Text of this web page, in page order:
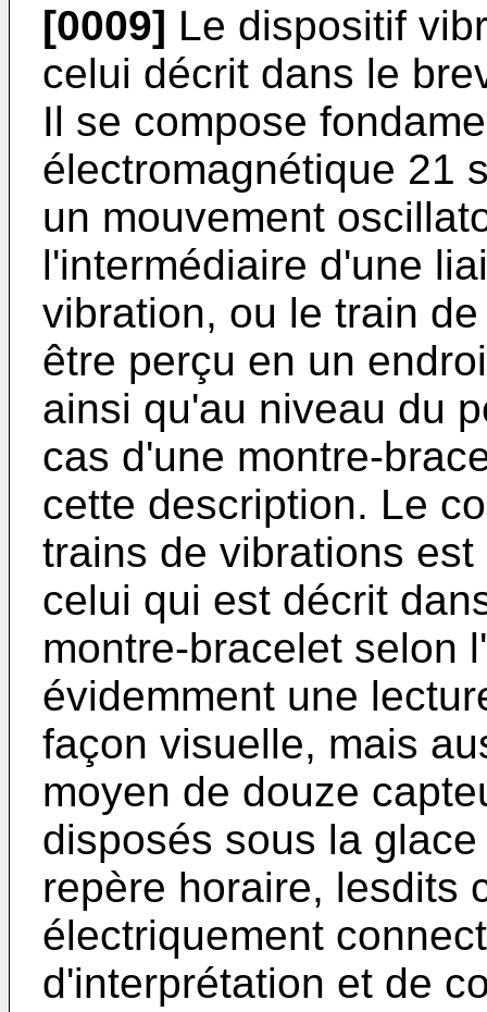
[0009] Le dispositif
celui décrit dans le
Il se compose
électromagnétique 21
un mouvement
l'intermédiaire d'une
vibration, ou le train
être perçu en un
ainsi qu'au niveau du
cas d'une montre-
cette description. Le
trains de vibrations
celui qui est décrit
montre-bracelet selon
évidemment une
façon visuelle, mais
moyen de douze
disposés sous la
repère horaire, lesdits
électriquement
d'interprétation et de